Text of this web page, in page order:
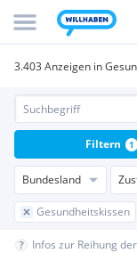
3.403 Anzeigen in
Bundesland
Gesundheitskissen
Filtern 1
Infos zur Reihung